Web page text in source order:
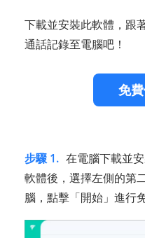
下載並安裝此軟體，跟
通話記錄至電腦吧！
免
步驟 1. 在電腦下載並
軟體後，選擇左側的第
腦，點擊「開始」進行